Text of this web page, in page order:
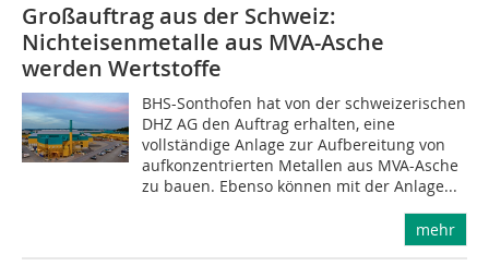
Großauftrag aus der Schweiz:
Nichteisenmetalle aus MVA-Asche
werden Wertstoffe
BHS-Sonthofen hat von der schweizerischen
DHZ AG den Auftrag erhalten, eine
vollständige Anlage zur Aufbereitung von
aufkonzentrierten Metallen aus MVA-Asche
zu bauen. Ebenso können mit der Anlage...
mehr